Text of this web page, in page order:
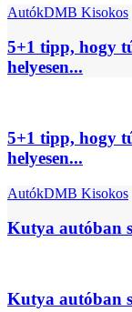
AutókDMB Kisokos
5+1 tipp, hogy
helyesen...
5+1 tipp, hogy
helyesen...
AutókDMB Kisokos
Kutya autóban
Kutya autóban